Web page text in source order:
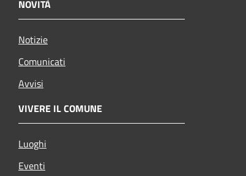
NOVITÀ
Notizie
Comunicati
Avvisi
VIVERE IL COMUNE
Luoghi
Eventi